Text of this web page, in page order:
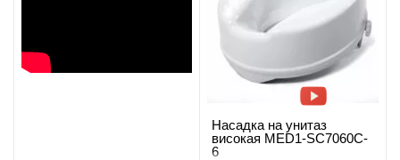
Насадка на унитаз
високая MED1-SC7060C-
6